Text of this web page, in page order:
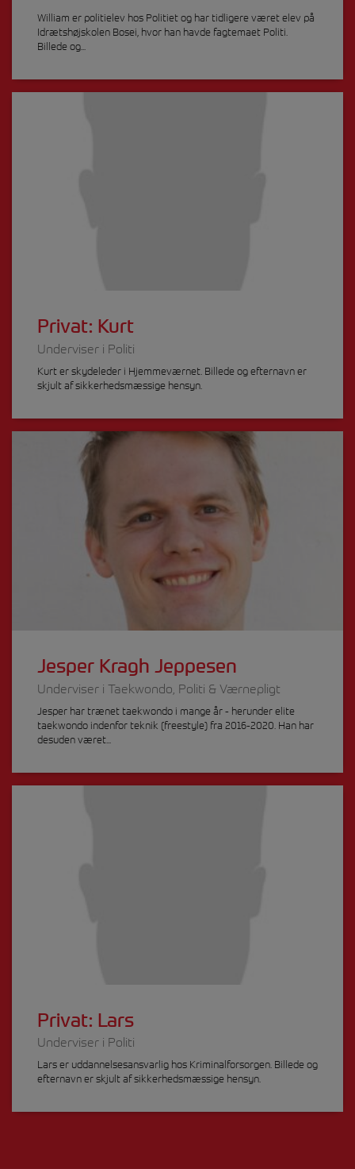
William er politielev hos Politiet og har tidligere været elev på
Idrætshøjskolen Bosei, hvor han havde fagtemaet Politi.
Billede og...
Privat: Kurt
Underviser i Politi
Kurt er skydeleder i Hjemmeværnet. Billede og efternavn er
skjult af sikkerhedsmæssige hensyn.
Jesper Kragh Jeppesen
Underviser i Taekwondo, Politi & Værnepligt
Jesper har trænet taekwondo i mange år - herunder elite
taekwondo indenfor teknik (freestyle) fra 2016-2020. Han har
desuden været...
Privat: Lars
Underviser i Politi
Lars er uddannelsesansvarlig hos Kriminalforsorgen. Billede og
efternavn er skjult af sikkerhedsmæssige hensyn.